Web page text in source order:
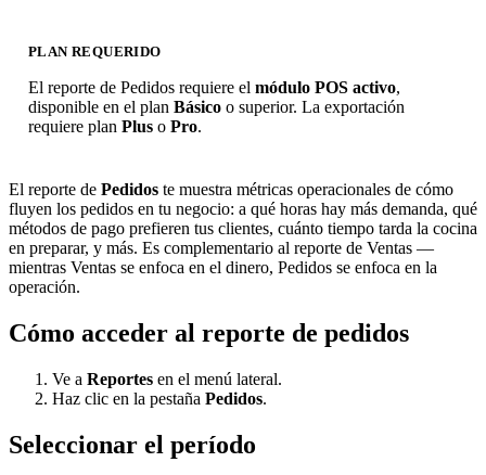
PLAN REQUERIDO
El reporte de Pedidos requiere el módulo POS activo,
disponible en el plan Básico o superior. La exportación
requiere plan Plus o Pro.
El reporte de Pedidos te muestra métricas operacionales de cómo
fluyen los pedidos en tu negocio: a qué horas hay más demanda, qué
métodos de pago prefieren tus clientes, cuánto tiempo tarda la cocina
en preparar, y más. Es complementario al reporte de Ventas —
mientras Ventas se enfoca en el dinero, Pedidos se enfoca en la
operación.
Cómo acceder al reporte de pedidos
Ve a Reportes en el menú lateral.
Haz clic en la pestaña Pedidos.
Seleccionar el período